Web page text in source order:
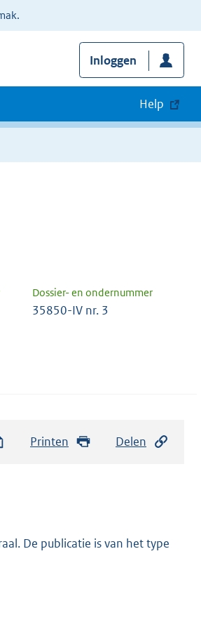
Inloggen
Help
Dossier- en ondernummer
35850-IV nr. 3
Printen Delen
De publicatie is van het type